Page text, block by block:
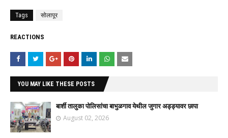
Tags सोलापूर
REACTIONS
YOU MAY LIKE THESE POSTS
बार्शी तालुका पोलिसांचा बाभुळगाव येथील जुगार अड्ड्यावर छापा
August 02, 2026